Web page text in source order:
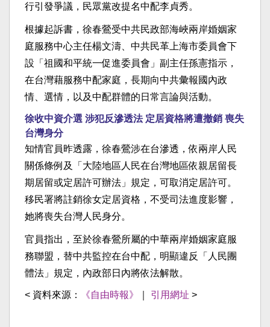
行引發爭議，民眾黨改提名中配李貞秀。
根據起訴書，徐春鶯受中共民政部海峽兩岸婚姻家
庭服務中心主任楊文濤、中共民革上海市委員會下
設「祖國和平統一促進委員會」副主任孫憲指示，
在台灣藉服務中配家庭，長期向中共彙報國內政
情、選情，以及中配群體的日常言論與活動。
徐收中資介選 涉犯反滲透法 定居資格將遭撤銷 喪失
台灣身分
知情官員昨透露，徐春鶯涉在台滲透，依兩岸人民
關係條例及「大陸地區人民在台灣地區依親居留長
期居留或定居許可辦法」規定，可取消定居許可。
移民署將註銷徐女定居資格，不受司法進度影響，
她將喪失台灣人民身分。
官員指出，至於徐春鶯所屬的中華兩岸婚姻家庭服
務聯盟，替中共監控在台中配，明顯違反「人民團
體法」規定，內政部日內將依法解散。
< 資料來源： 《自由時報》 引用網址 >